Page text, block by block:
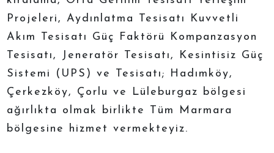
Projeleri, Aydınlatma Tesisatı Kuvvetli
Akım Tesisatı Güç Faktörü Kompanzasyon
Tesisatı, Jeneratör Tesisatı, Kesintisiz Güç
Sistemi (UPS) ve Tesisatı; Hadımköy,
Çerkezköy, Çorlu ve Lüleburgaz bölgesi
ağırlıkta olmak birlikte Tüm Marmara
bölgesine hizmet vermekteyiz.